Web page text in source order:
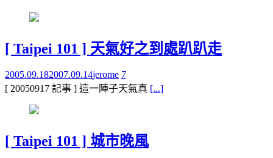
[ Taipei 101 ] 天氣好之到處趴趴走
2005.09.182007.09.14jerome 7
[ 20050917 記事 ] 這一陣子天氣真 [...]
[ Taipei 101 ] 城市晚風